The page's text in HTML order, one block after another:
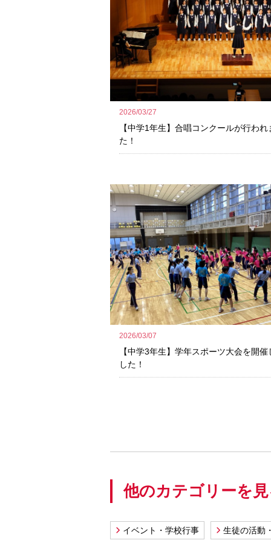
2026/03/27
【中学1年生】合唱コンクールが行われ
た！
2026/03/07
【中学3年生】学年スポーツ大会を開催
した！
他のカテゴリーを
イベント・学校行事 生徒の活動